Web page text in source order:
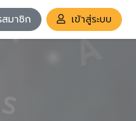
มาชิก เข้าสู่ระบบ